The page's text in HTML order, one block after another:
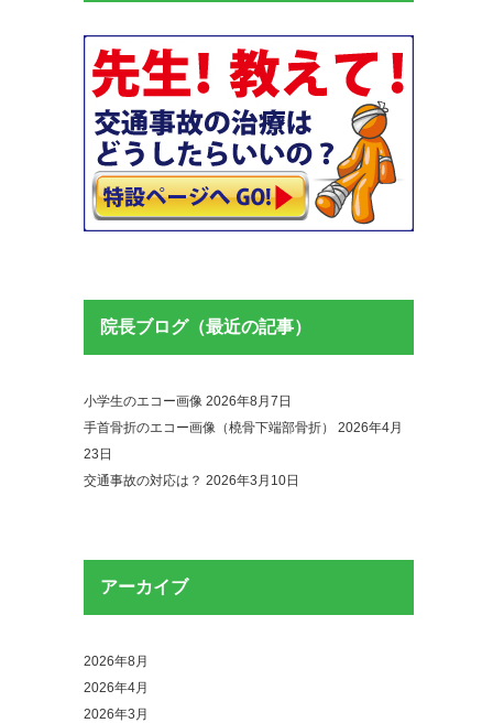
院長ブログ（最近の記事）
小学生のエコー画像 2026年8月7日
手首骨折のエコー画像（橈骨下端部骨折）
2026年4月
23日
交通事故の対応は？ 2026年3月10日
アーカイブ
2026年8月
2026年4月
2026年3月